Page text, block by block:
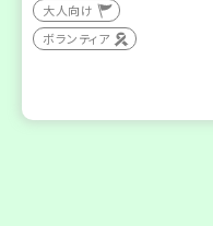
大人向け
ボランティア